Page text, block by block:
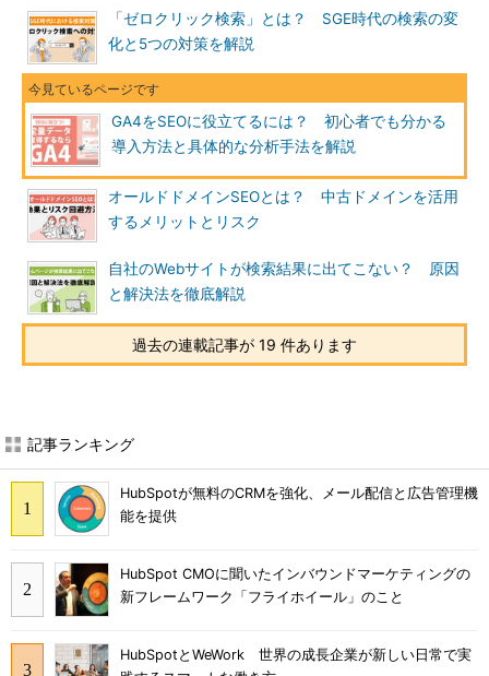
「ゼロクリック検索」とは？ SGE時代の検索の変
化と5つの対策を解説
GA4をSEOに役立てるには？ 初心者でも分かる
導入方法と具体的な分析手法を解説
オールドドメインSEOとは？ 中古ドメインを活用
するメリットとリスク
自社のWebサイトが検索結果に出てこない？ 原因
と解決法を徹底解説
過去の連載記事が 19 件あります
記事ランキング
HubSpotが無料のCRMを強化、メール配信と広告管理機
能を提供
HubSpot CMOに聞いたインバウンドマーケティングの
新フレームワーク「フライホイール」のこと
HubSpotとWeWork 世界の成長企業が新しい日常で実